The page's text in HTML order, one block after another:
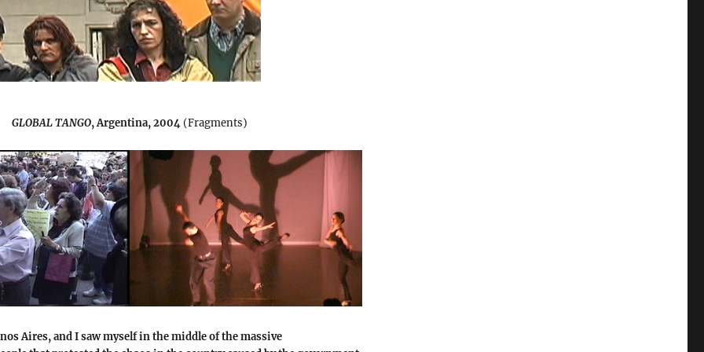
GLOBAL TANGO, Argentina, 2004(Fragments)
Aires, and I saw myself in the middle of the massive